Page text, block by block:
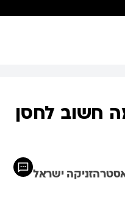
חשוב לחסן
ישראל